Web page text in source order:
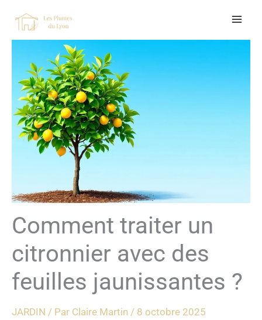
contenu
Comment traiter un
citronnier avec des
feuilles jaunissantes ?
JARDIN / Par Claire Martin / 8 octobre 2025